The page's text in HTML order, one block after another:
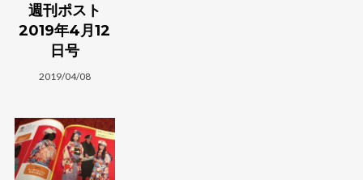
週刊ポスト
2019年4月12
日号
2019/04/08